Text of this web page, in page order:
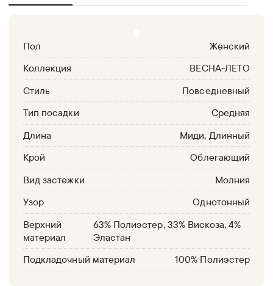
Пол
Женский
Коллекция
ВЕСНА-ЛЕТО
Стиль
Повседневный
Тип посадки
Средняя
Длина
Миди, Длинный
Крой
Облегающий
Вид застежки
Молния
Узор
Однотонный
Верхний
материал
63% Полиэстер, 33% Вискоза, 4%
Эластан
Подкладочный материал
100% Полиэстер